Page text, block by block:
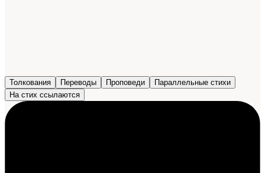
Толкования Переводы Проповеди
Параллельные стихи
На стих ссылаются